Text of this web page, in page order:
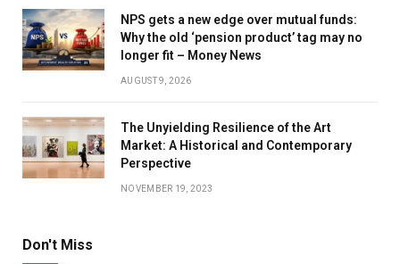
NPS gets a new edge over mutual funds:
Why the old ‘pension product’ tag may no
longer fit – Money News
AUGUST 9, 2026
The Unyielding Resilience of the Art
Market: A Historical and Contemporary
Perspective
NOVEMBER 19, 2023
Don't Miss